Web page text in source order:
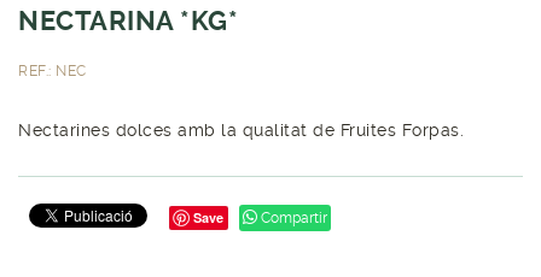
NECTARINA *KG*
REF.: NEC
Nectarines dolces amb la qualitat de Fruites Forpas.
Save Compartir